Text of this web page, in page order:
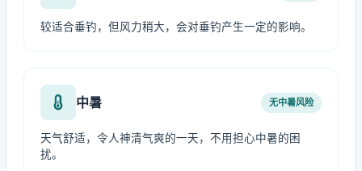
较适合垂钓，但风力稍大，会对垂钓产生一定的影响。
中暑 无中暑风险
天气舒适，令人神清气爽的一天，不用担心中暑的困
扰。